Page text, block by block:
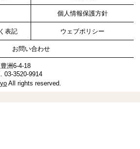
個人情報保護方針
表記 ウェブポリシー
お問い合わせ
洲6-4-18
03-3520-9914
All rights reserved.